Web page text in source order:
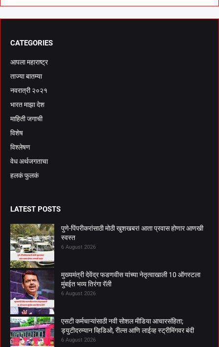
CATEGORIES
आपला महाराष्ट्र
ताज्या बातम्या
नवरात्री २०२१
भारत माझा देश
माहिती जगाची
विशेष
विश्लेषण
वेध अर्थजगताचा
हलकं फुलकं
LATEST POSTS
पुणे-पिंपरीकरांसाठी मोठी खुशखबर! आता प्रवास होणार आणखी
स्वस्त
6 August 2026
मुख्यमंत्री देवेंद्र फडणवीस यांच्या नेतृत्वाखाली 10 ऑगस्टला
मुंबईत भव्य तिरंगा रॅली
6 August 2026
एसटी कर्मचाऱ्यांसाठी नवी सोशल मीडिया आचारसंहिता;
ड्युटीदरम्यान व्हिडिओ, रील्स आणि लाईव्ह स्ट्रीमिंगवर बंदी
6 August 2026